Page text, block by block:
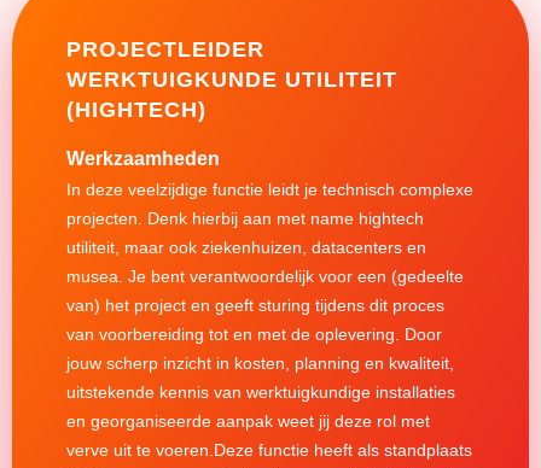
PROJECTLEIDER
WERKTUIGKUNDE UTILITEIT
(HIGHTECH)
Werkzaamheden
In deze veelzijdige functie leidt je technisch complexe
projecten. Denk hierbij aan met name hightech
utiliteit, maar ook ziekenhuizen, datacenters en
musea. Je bent verantwoordelijk voor een (gedeelte
van) het project en geeft sturing tijdens dit proces
van voorbereiding tot en met de oplevering. Door
jouw scherp inzicht in kosten, planning en kwaliteit,
uitstekende kennis van werktuigkundige installaties
en georganiseerde aanpak weet jij deze rol met
verve uit te voeren.Deze functie heeft als standplaats